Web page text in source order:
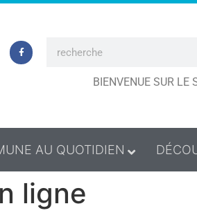
BIENVENUE SUR LE
AU QUOTIDIEN
ligne